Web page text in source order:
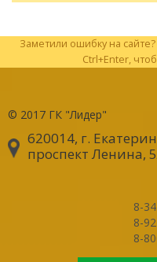
Заметили ошибку на
Ctrl+Enter,
© 2017 ГК "Лидер"
620014, г.
проспект Ленина,
8-
8-
8-